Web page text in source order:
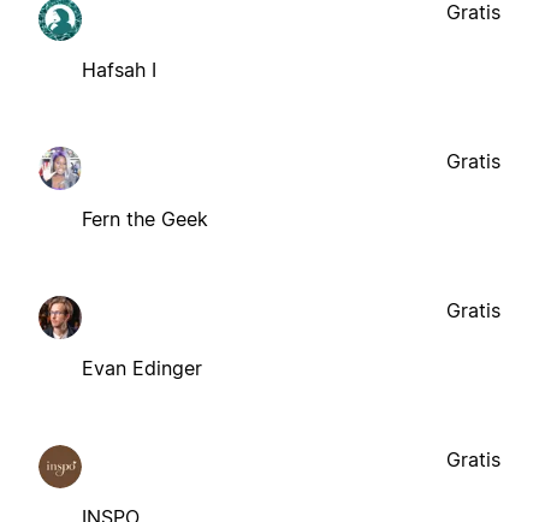
Hafsah I
Gratis
Fern the Geek
Gratis
Evan Edinger
Gratis
INSPO
Gratis